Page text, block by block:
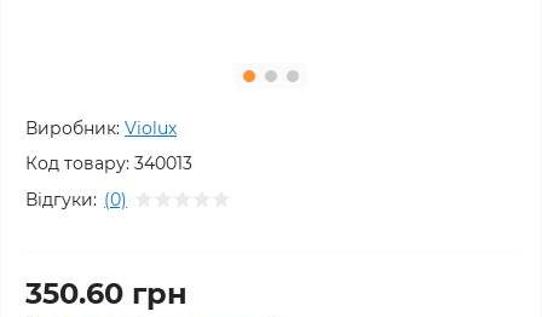
Виробник: Violux
Код товару: 340013
Відгуки: (0)
350.60 грн